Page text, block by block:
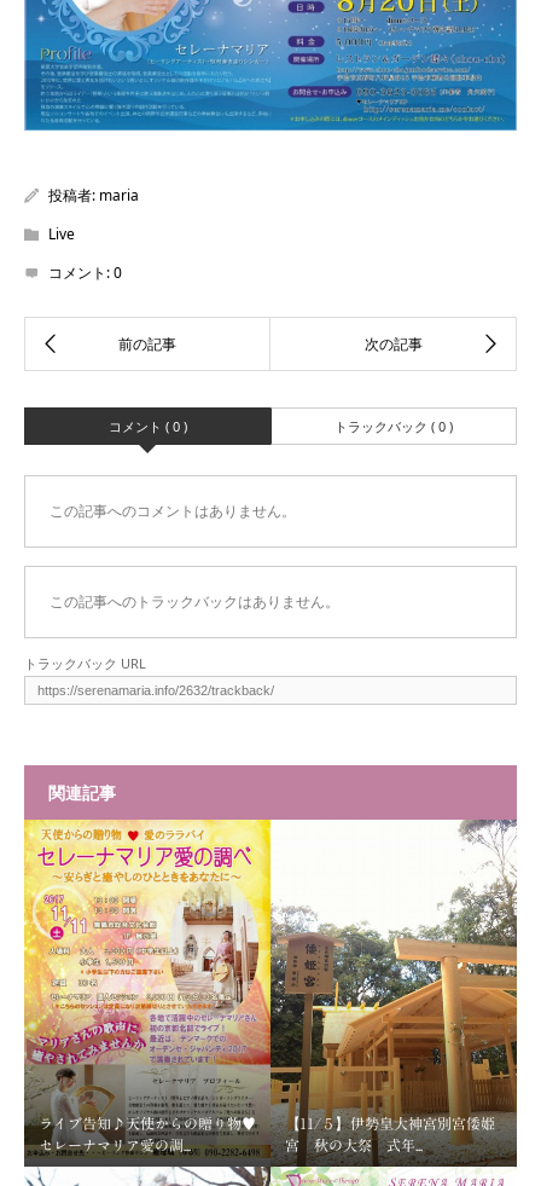
投稿者: maria
Live
コメント:0
コメント ( 0 ) トラックバック ( 0 )
この記事へのコメントはありません。
この記事へのトラックバックはありません。
トラックバック URL
関連記事
ライブ告知♪天使からの贈り物♥
セレーナマリア愛の調...
【11/５】伊勢皇大神宮別宮倭姫
宮 秋の大祭 式年...